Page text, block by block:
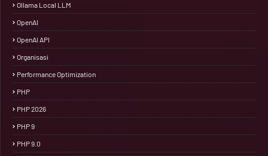
Ollama Local LLM
OpenAI
OpenAI API
Organisasi
Performance Optimization
PHP
PHP 2026
PHP 9
PHP 9.0